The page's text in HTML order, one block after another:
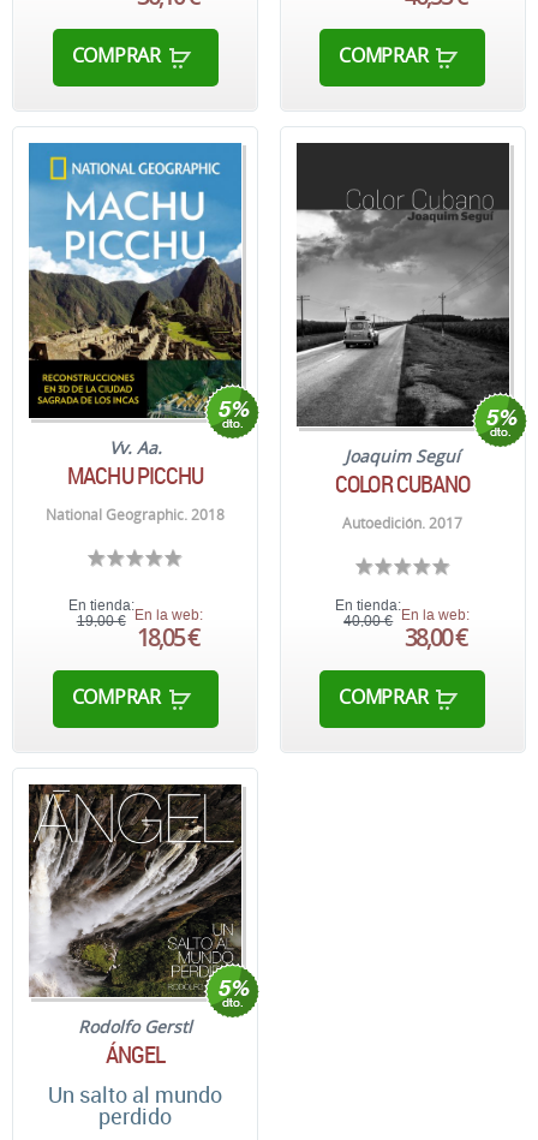
COMPRAR COMPRAR
Vv. Aa.
MACHU PICCHU
National Geographic. 2018
En tienda:
19,00 € En la web:
18,05 €
COMPRAR
Joaquim Seguí
COLOR CUBANO
Autoedición. 2017
En tienda:
40,00 € En la web:
38,00 €
COMPRAR
Rodolfo Gerstl
ÁNGEL
Un salto al mundo
perdido